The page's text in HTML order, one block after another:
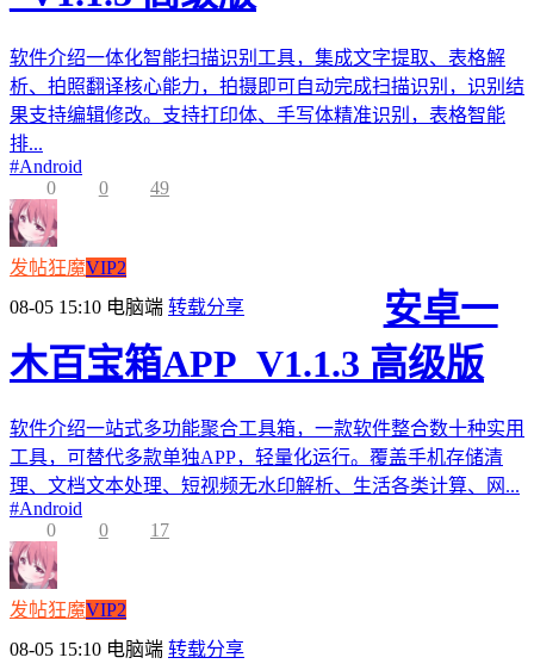
软件介绍一体化智能扫描识别工具，集成文字提取、表格解
析、拍照翻译核心能力，拍摄即可自动完成扫描识别，识别结
果支持编辑修改。支持打印体、手写体精准识别，表格智能
排...
#Android
0
0 49
发帖狂魔VIP2
08-05 15:10 电脑端 转载分享
安卓一
木百宝箱APP_V1.1.3 高级版
软件介绍一站式多功能聚合工具箱，一款软件整合数十种实用
工具，可替代多款单独APP，轻量化运行。覆盖手机存储清
理、文档文本处理、短视频无水印解析、生活各类计算、网...
#Android
0
0 17
发帖狂魔VIP2
08-05 15:10 电脑端 转载分享